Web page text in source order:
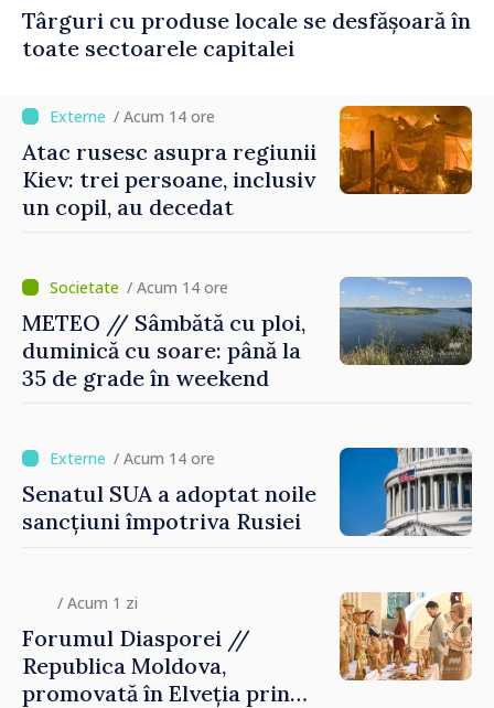
Târguri cu produse locale se desfășoară în
toate sectoarele capitalei
/ Acum 14 ore
Atac rusesc asupra regiunii
Kiev: trei persoane, inclusiv
un copil, au decedat
/ Acum 14 ore
METEO // Sâmbătă cu ploi,
duminică cu soare: până la
35 de grade în weekend
/ Acum 14 ore
Senatul SUA a adoptat noile
sancțiuni împotriva Rusiei
/ Acum 1 zi
Forumul Diasporei //
Republica Moldova,
promovată în Elveția prin